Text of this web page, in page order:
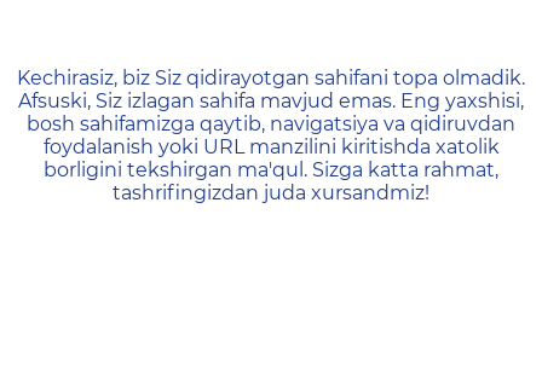
404 — Страница не
Kechirasiz, biz Siz qidirayotgan sahifani topa olmadik.
Afsuski, Siz izlagan sahifa mavjud emas. Eng yaxshisi,
bosh sahifamizga qaytib, navigatsiya va qidiruvdan
foydalanish yoki URL manzilini kiritishda xatolik
borligini tekshirgan ma'qul. Sizga katta rahmat,
tashrifingizdan juda xursandmiz!